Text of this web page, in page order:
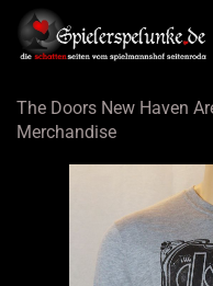
The Doors New Haven
Merchandise